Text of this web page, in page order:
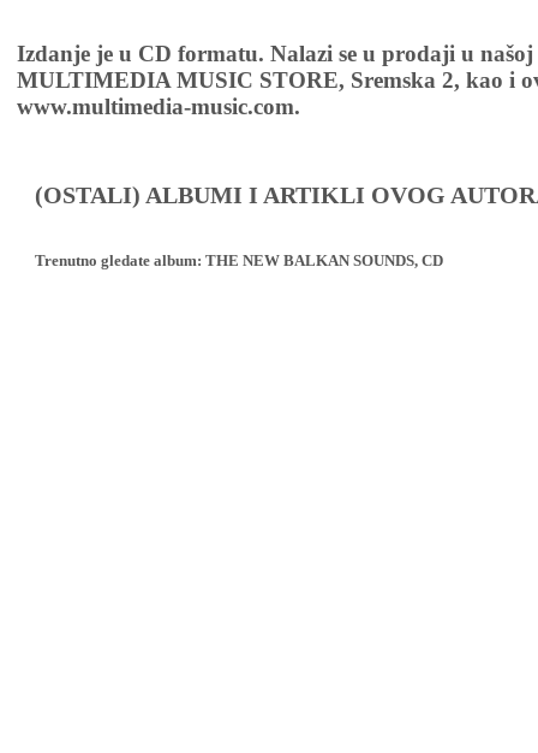
Izdanje je u CD formatu. Nalazi se u prodaji u
MULTIMEDIA MUSIC STORE, Sremska 2, kao i
www.multimedia-music.com.
(OSTALI) ALBUMI I ARTIKLI OVOG
Trenutno gledate album: THE NEW BALKAN SOUNDS, CD